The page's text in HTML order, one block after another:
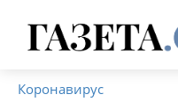
Коронавирус